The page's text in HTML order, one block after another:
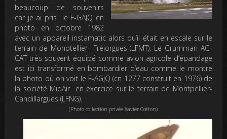
beaucoup de souvenirs
car je ai pris le F-GAJQ en
photo en octobre 1982
avec un appareil instamatic alors qu’il était en escale sur le
terrain de Monptellier- Fréjorgues (LFMT). Le Grumman AG-
CAT très souvent équipé comme avion agricole d’épandage
est ici transformé en bombardier d’eau comme le montre
la photo où on voit le F-AGJQ (cn 1277 construit en 1976) de
la société MidAir en exercice sur le terrain de Montpellier-
Candillargues (LFNG).
(Photo collection privée Xavier Cotton)